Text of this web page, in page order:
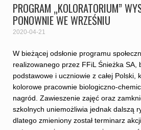
PROGRAM „KOLORATORIUM”
PONOWNIE WE WRZEŚNIU
2020-04-21
W bieżącej odsłonie programu
realizowanego przez FFiL Śnieżka SA,
podstawowe i uczniowie z całej Polski,
kolorowe pracownie biologiczno-
nagród. Zawieszenie zajęć oraz
szkolnych uniemożliwia jednak dalszą
dlatego zmieniony został terminarz